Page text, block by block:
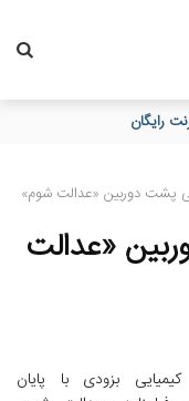
رایگان
پشت دوربین «عدالت شوم»
«عدالت
بزودی با پایان